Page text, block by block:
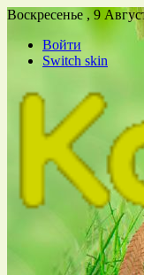
Воскресенье , 9
Войти
Switch skin